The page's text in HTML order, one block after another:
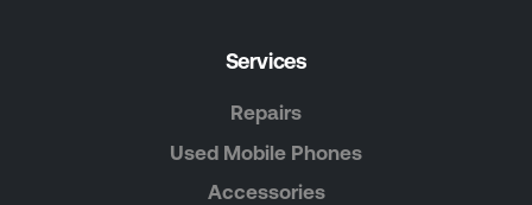
Services
Repairs
Used Mobile Phones
Accessories